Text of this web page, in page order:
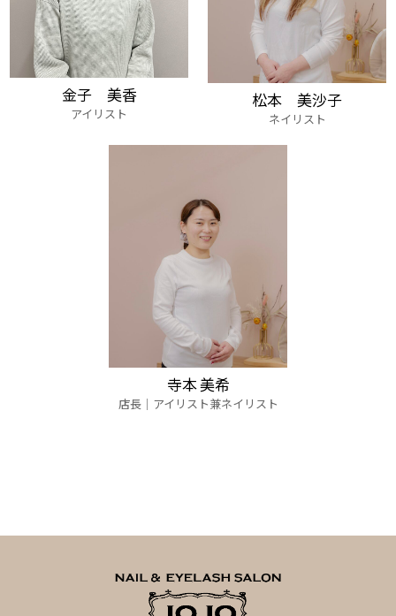
金子 美香
アイリスト
松本 美沙子
ネイリスト
寺本 美希
店長│アイリスト兼ネイリスト